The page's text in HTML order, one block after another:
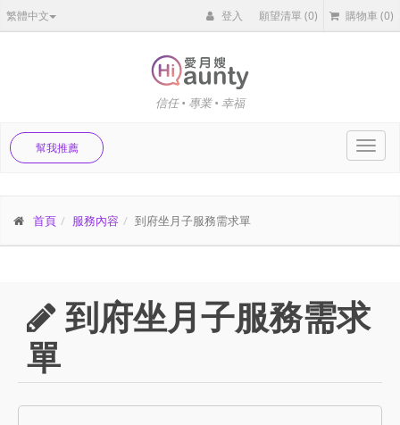
繁體中文 登入 願望清單(0) 購物車 (0)
信任 • 專業 • 幸福
幫我推薦
首頁 服務內容 到府坐月子服務需求單
到府坐月子服務需求
單